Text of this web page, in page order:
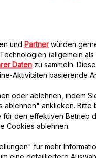
Häufige Fragen
Optimale Verwendung des
und Partnerwürden
(allgemein
Daten zu sammeln.
Aktivitäten basierende
oder ablehnen, indem
ablehnen" anklicken. Bitte
den effektiven Betrieb
Cookies ablehnen.
für mehr